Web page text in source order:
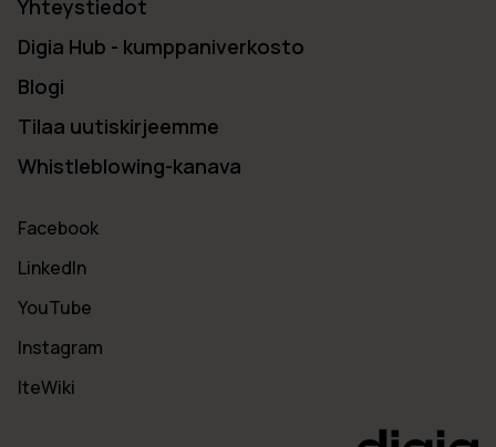
Yhteystiedot
Digia Hub - kumppaniverkosto
Blogi
Tilaa uutiskirjeemme
Whistleblowing-kanava
Facebook
LinkedIn
YouTube
Instagram
IteWiki